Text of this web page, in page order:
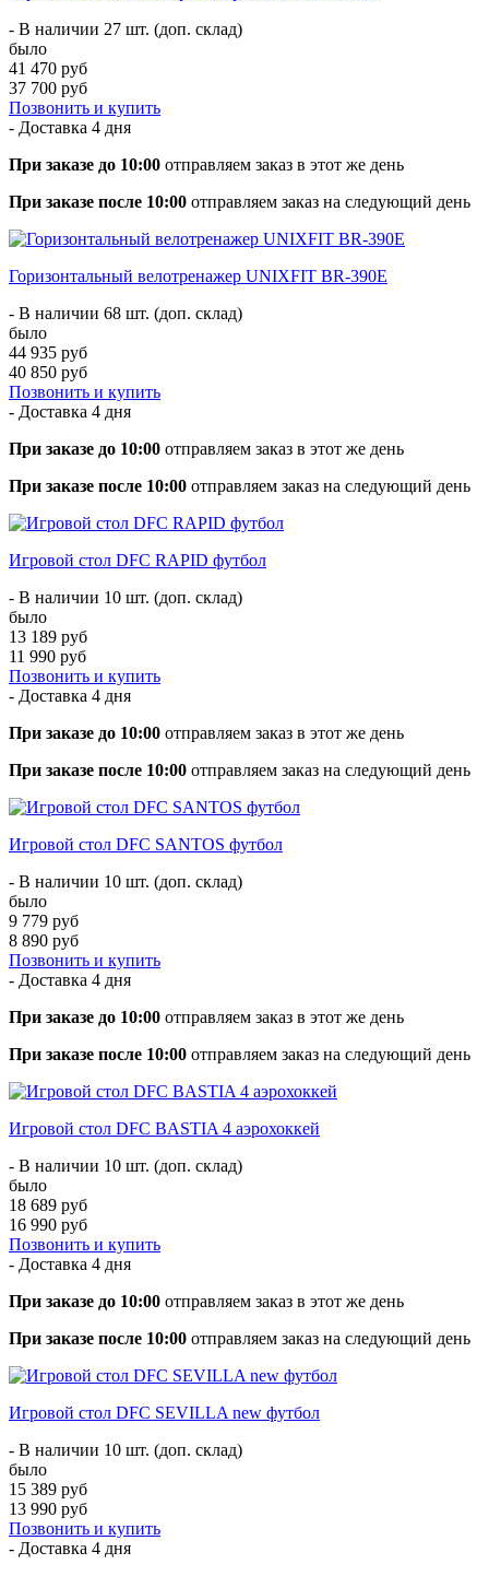
- В наличии 27 шт. (доп. склад)
было
41 470 руб
37 700 руб
Позвонить и купить
- Доставка 4 дня
При заказе до 10:00 отправляем заказ в этот же день
При заказе после 10:00 отправляем заказ на следующий день
Горизонтальный велотренажер UNIXFIT BR-390Е
- В наличии 68 шт. (доп. склад)
было
44 935 руб
40 850 руб
Позвонить и купить
- Доставка 4 дня
При заказе до 10:00 отправляем заказ в этот же день
При заказе после 10:00 отправляем заказ на следующий день
Игровой стол DFC RAPID футбол
- В наличии 10 шт. (доп. склад)
было
13 189 руб
11 990 руб
Позвонить и купить
- Доставка 4 дня
При заказе до 10:00 отправляем заказ в этот же день
При заказе после 10:00 отправляем заказ на следующий день
Игровой стол DFC SANTOS футбол
- В наличии 10 шт. (доп. склад)
было
9 779 руб
8 890 руб
Позвонить и купить
- Доставка 4 дня
При заказе до 10:00 отправляем заказ в этот же день
При заказе после 10:00 отправляем заказ на следующий день
Игровой стол DFC BASTIA 4 аэрохоккей
- В наличии 10 шт. (доп. склад)
было
18 689 руб
16 990 руб
Позвонить и купить
- Доставка 4 дня
При заказе до 10:00 отправляем заказ в этот же день
При заказе после 10:00 отправляем заказ на следующий день
Игровой стол DFC SEVILLA new футбол
- В наличии 10 шт. (доп. склад)
было
15 389 руб
13 990 руб
Позвонить и купить
- Доставка 4 дня